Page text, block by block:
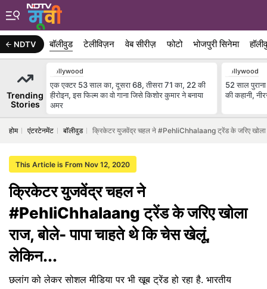
NDTV बॉलीवुड टेलीविज़न वेब सीरीज़ फोटो भोजपुरी सिनेमा
Trending
Stories
Bollywood
एक एक्टर 53 साल का, दूसरा 68, तीसरा 71 का, 22 की
हीरोइन, इस फिल्म का वो गाना जिसे किशोर कुमार ने बनाया
अमर
Bollywood
52 साल
की कहानी,
होम एंटरटेनमेंट बॉलीवुड क्रिकेटर युजवेंद्र चहल ने #PehliChhalaang ट्रेंड के जरिए खोला
This Article is From Nov 12, 2020
क्रिकेटर युजवेंद्र चहल ने
#PehliChhalaang ट्रेंड के जरिए खोला
राज, बोले- पापा चाहते थे कि चेस खेलूं,
लेकिन...
छलांग को लेकर सोशल मीडिया पर भी खूब ट्रेंड हो रहा है. भारतीय